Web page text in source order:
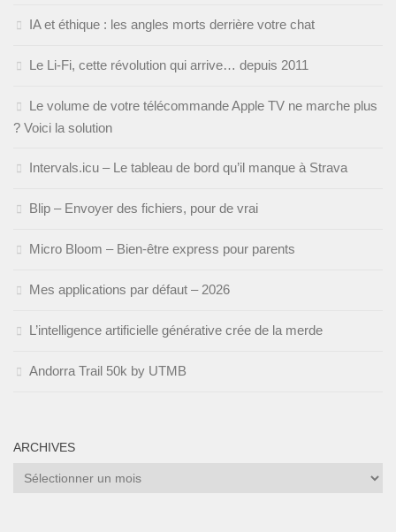
IA et éthique : les angles morts derrière votre chat
Le Li-Fi, cette révolution qui arrive… depuis 2011
Le volume de votre télécommande Apple TV ne marche plus
? Voici la solution
Intervals.icu – Le tableau de bord qu’il manque à Strava
Blip – Envoyer des fichiers, pour de vrai
Micro Bloom – Bien-être express pour parents
Mes applications par défaut – 2026
L’intelligence artificielle générative crée de la merde
Andorra Trail 50k by UTMB
ARCHIVES
Archives